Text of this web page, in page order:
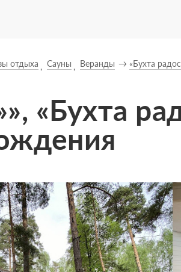
отдыха Сауны Веранды «Бухта
«Бухта